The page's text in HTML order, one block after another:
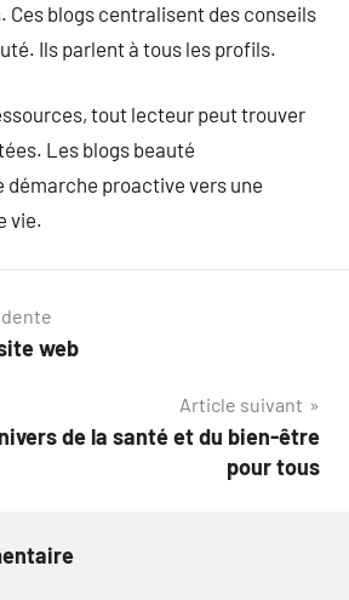
Ces blogs centralisent des conseils
Ils parlent à tous les profils.
tout lecteur peut trouver
Les blogs beauté
démarche proactive vers une
vie.
web
Article suivant
de la santé et du bien-être
pour tous